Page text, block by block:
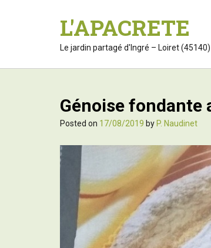
o
L'APACRETE
Le jardin partagé d'Ingré – Loiret (45140)
Génoise fondante
Posted on 17/08/2019 by P. Naudinet